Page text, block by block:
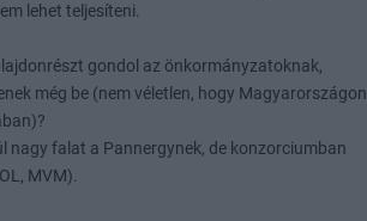
lehet teljesíteni.
gondol az önkormányzatoknak,
még be (nem véletlen, hogy Magyarországon
nagy falat a Pannergynek, de konzorciumban
MVM).